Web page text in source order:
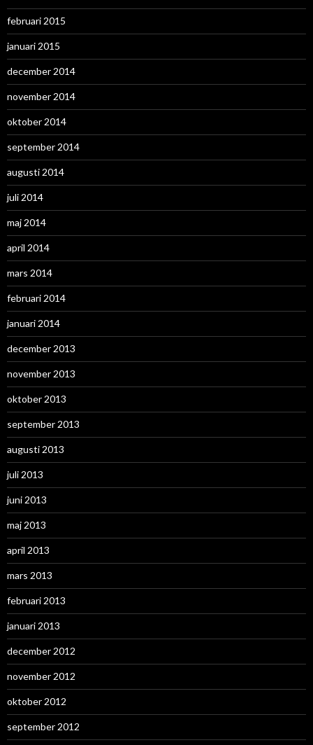
februari 2015
januari 2015
december 2014
november 2014
oktober 2014
september 2014
augusti 2014
juli 2014
maj 2014
april 2014
mars 2014
februari 2014
januari 2014
december 2013
november 2013
oktober 2013
september 2013
augusti 2013
juli 2013
juni 2013
maj 2013
april 2013
mars 2013
februari 2013
januari 2013
december 2012
november 2012
oktober 2012
september 2012